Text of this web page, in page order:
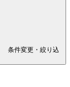
条件変更・絞り込